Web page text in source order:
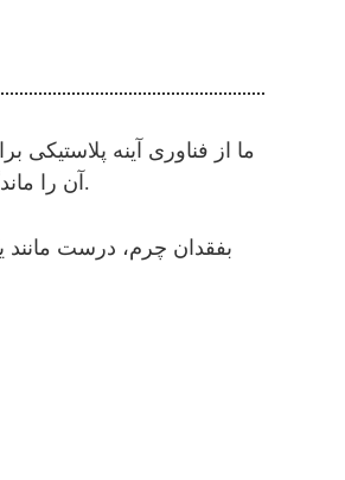
آن را ماندگار و مناسب برای هر علاقه‌مند به سیگار کشیدن می‌کند. ما برچسب‌هایی برای بدنه سیگار طراحی کرده‌ایم و جنس اصلی آن چرم است.
بفقدان چرم، درست مانند